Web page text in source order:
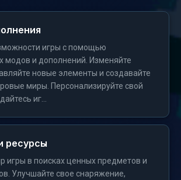
игры с помощью
модов и дополнений. Изменяйте
новые элементы и создавайте
миры. Персонализируйте свой
иг...
ресурсы
игры в поисках ценных предметов и
Улучшайте свое снаряжение,